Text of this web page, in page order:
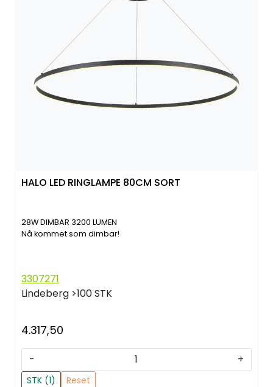
HALO LED RINGLAMPE 80CM SORT
28W DIMBAR 3200 LUMEN
Nå kommet som dimbar!
3307271
Lindeberg >100 STK
4.317,50
- +
STK (1) Reset